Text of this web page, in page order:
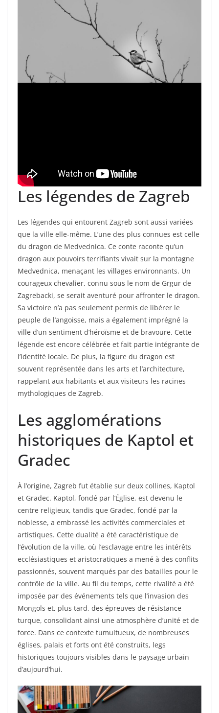
Les légendes de Zagreb
Les légendes qui entourent Zagreb sont aussi variées
que la ville elle-même. L’une des plus connues est celle
du dragon de Medvednica. Ce conte raconte qu’un
dragon aux pouvoirs terrifiants vivait sur la montagne
Medvednica, menaçant les villages environnants. Un
courageux chevalier, connu sous le nom de Grgur de
Zagrebacki, se serait aventuré pour affronter le dragon.
Sa victoire n’a pas seulement permis de libérer le
peuple de l’angoisse, mais a également imprégné la
ville d’un sentiment d’héroïsme et de bravoure. Cette
légende est encore célébrée et fait partie intégrante de
l’identité locale. De plus, la figure du dragon est
souvent représentée dans les arts et l’architecture,
rappelant aux habitants et aux visiteurs les racines
mythologiques de Zagreb.
Les agglomérations
historiques de Kaptol et
Gradec
À l’origine, Zagreb fut établie sur deux collines, Kaptol
et Gradec. Kaptol, fondé par l’Église, est devenu le
centre religieux, tandis que Gradec, fondé par la
noblesse, a embrassé les activités commerciales et
artistiques. Cette dualité a été caractéristique de
l’évolution de la ville, où l’esclavage entre les intérêts
ecclésiastiques et aristocratiques a mené à des conflits
passionnés, souvent marqués par des batailles pour le
contrôle de la ville. Au fil du temps, cette rivalité a été
imposée par des événements tels que l’invasion des
Mongols et, plus tard, des épreuves de résistance
turque, consolidant ainsi une atmosphère d’unité et de
force. Dans ce contexte tumultueux, de nombreuses
églises, palais et forts ont été construits, legs
historiques toujours visibles dans le paysage urbain
d’aujourd’hui.